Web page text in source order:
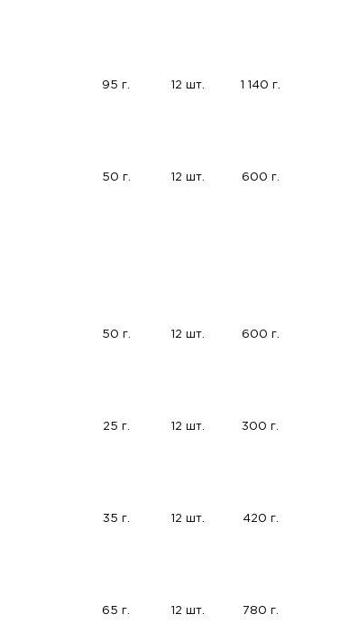
95 г. 12 шт. 1 140 г.
50 г. 12 шт. 600 г.
50 г. 12 шт. 600 г.
25 г. 12 шт. 300 г.
35 г. 12 шт. 420 г.
65 г. 12 шт. 780 г.